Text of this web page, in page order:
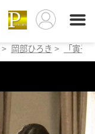
> 岡部ひろき > 「寅